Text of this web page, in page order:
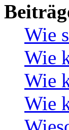
Wie
Wie
Wie
Wie